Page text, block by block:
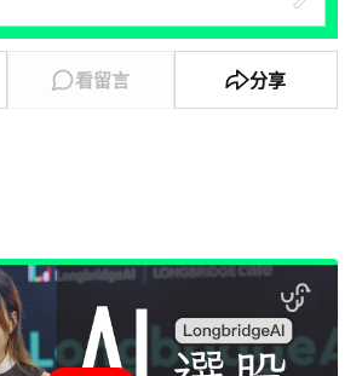
看留言 分享